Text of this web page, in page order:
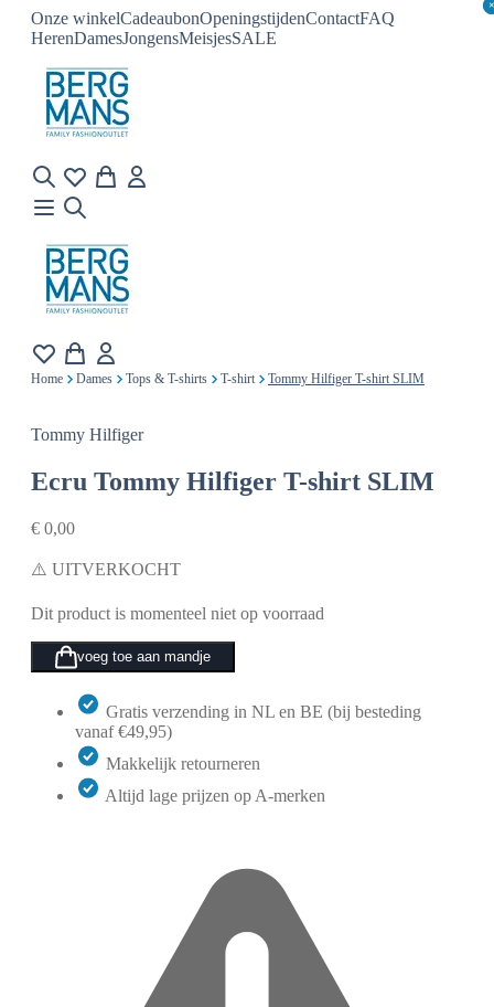
Onze winkelCadeaubonOpeningstijdenContactFAQ
HerenDamesJongensMeisjesSALE
×
×
Home Dames Tops & T-shirts T-shirt Tommy Hilfiger T-shirt SLIM
Tommy Hilfiger
Ecru Tommy Hilfiger T-shirt SLIM
€ 0,00
⚠️ UITVERKOCHT
Dit product is momenteel niet op voorraad
voeg toe aan mandje
Gratis verzending in NL en BE (bij besteding
vanaf €49,95)
Makkelijk retourneren
Altijd lage prijzen op A-merken